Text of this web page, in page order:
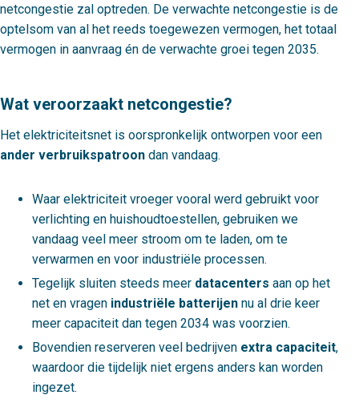
netcongestie zal optreden. De verwachte netcongestie is de
optelsom van al het reeds toegewezen vermogen, het totaal
vermogen in aanvraag én de verwachte groei tegen 2035.
Wat veroorzaakt netcongestie?
Het elektriciteitsnet is oorspronkelijk ontworpen voor een
ander verbruikspatroon dan vandaag.
Waar elektriciteit vroeger vooral werd gebruikt voor
verlichting en huishoudtoestellen, gebruiken we
vandaag veel meer stroom om te laden, om te
verwarmen en voor industriële processen.
Tegelijk sluiten steeds meer datacenters aan op het
net en vragen industriële batterijen nu al drie keer
meer capaciteit dan tegen 2034 was voorzien.
Bovendien reserveren veel bedrijven extra capaciteit,
waardoor die tijdelijk niet ergens anders kan worden
ingezet.